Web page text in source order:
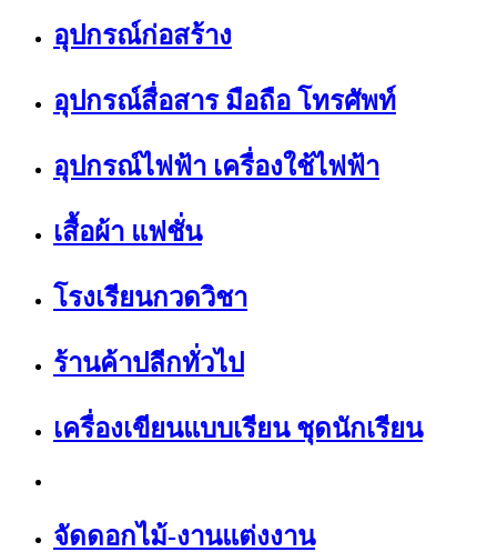
อุปกรณ์ก่อสร้าง
อุปกรณ์สื่อสาร มือถือ โทรศัพท์
อุปกรณ์ไฟฟ้า เครื่องใช้ไฟฟ้า
เสื้อผ้า แฟชั่น
โรงเรียนกวดวิชา
ร้านค้าปลีกทั่วไป
เครื่องเขียนแบบเรียน ชุดนักเรียน
จัดดอกไม้-งานแต่งงาน